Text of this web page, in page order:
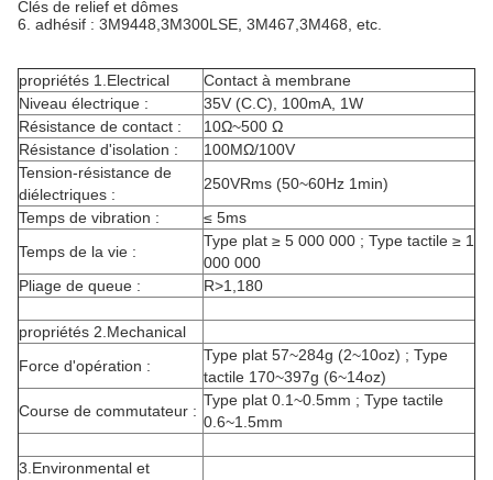
Clés de relief et dômes
6. adhésif : 3M9448,3M300LSE, 3M467,3M468, etc.
propriétés 1.Electrical
Contact à membrane
Niveau électrique :
35V (C.C), 100mA, 1W
Résistance de contact :
10Ω~500 Ω
Résistance d'isolation :
100MΩ/100V
Tension-résistance de
diélectriques :
250VRms (50~60Hz 1min)
Temps de vibration :
≤ 5ms
Temps de la vie :
Type plat ≥ 5 000 000 ; Type tactile ≥ 1
000 000
Pliage de queue :
R>1,180
propriétés 2.Mechanical
Force d'opération :
Type plat 57~284g (2~10oz) ; Type
tactile 170~397g (6~14oz)
Course de commutateur :
Type plat 0.1~0.5mm ; Type tactile
0.6~1.5mm
3.Environmental et